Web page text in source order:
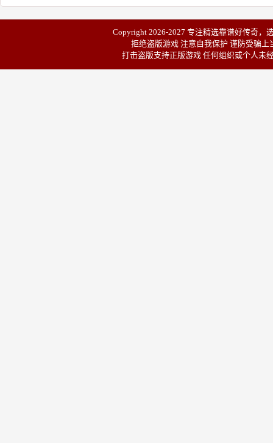
Copyright 2026-2027 专注精选靠谱好传奇，
拒绝盗版游戏 注意自我保护 谨防受骗
打击盗版支持正版游戏 任何组织或个人未